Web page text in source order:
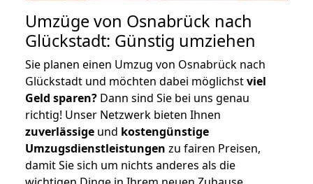
Umzüge von Osnabrück nach
Glückstadt: Günstig umziehen
Sie planen einen Umzug von Osnabrück nach
Glückstadt und möchten dabei möglichstviel
Geld sparen? Dann sind Sie bei uns genau
richtig! Unser Netzwerk bieten Ihnen
zuverlässige und kostengünstige
Umzugsdienstleistungen zu fairen Preisen,
damit Sie sich um nichts anderes als die